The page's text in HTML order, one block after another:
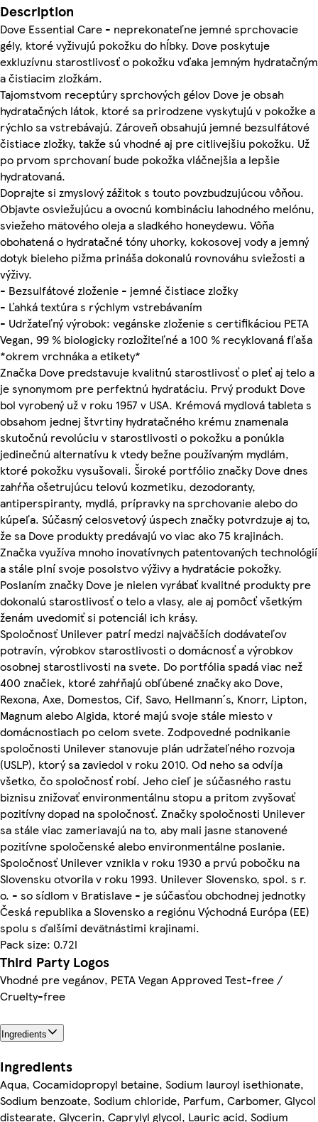
Description
Dove Essential Care - neprekonateľne jemné sprchovacie
gély, ktoré vyživujú pokožku do hĺbky. Dove poskytuje
exkluzívnu starostlivosť o pokožku vďaka jemným hydratačným
a čistiacim zložkám.
Tajomstvom receptúry sprchových gélov Dove je obsah
hydratačných látok, ktoré sa prirodzene vyskytujú v pokožke a
rýchlo sa vstrebávajú. Zároveň obsahujú jemné bezsulfátové
čistiace zložky, takže sú vhodné aj pre citlivejšiu pokožku. Už
po prvom sprchovaní bude pokožka vláčnejšia a lepšie
hydratovaná.
Doprajte si zmyslový zážitok s touto povzbudzujúcou vôňou.
Objavte osviežujúcu a ovocnú kombináciu lahodného melónu,
sviežeho mätového oleja a sladkého honeydewu. Vôňa
obohatená o hydratačné tóny uhorky, kokosovej vody a jemný
dotyk bieleho pižma prináša dokonalú rovnováhu sviežosti a
výživy.
- Bezsulfátové zloženie - jemné čistiace zložky
- Ľahká textúra s rýchlym vstrebávaním
- Udržateľný výrobok: vegánske zloženie s certifikáciou PETA
Vegan, 99 % biologicky rozložiteľné a 100 % recyklovaná fľaša
*okrem vrchnáka a etikety*
Značka Dove predstavuje kvalitnú starostlivosť o pleť aj telo a
je synonymom pre perfektnú hydratáciu. Prvý produkt Dove
bol vyrobený už v roku 1957 v USA. Krémová mydlová tableta s
obsahom jednej štvrtiny hydratačného krému znamenala
skutočnú revolúciu v starostlivosti o pokožku a ponúkla
jedinečnú alternatívu k vtedy bežne používaným mydlám,
ktoré pokožku vysušovali. Široké portfólio značky Dove dnes
zahŕňa ošetrujúcu telovú kozmetiku, dezodoranty,
antiperspiranty, mydlá, prípravky na sprchovanie alebo do
kúpeľa. Súčasný celosvetový úspech značky potvrdzuje aj to,
že sa Dove produkty predávajú vo viac ako 75 krajinách.
Značka využíva mnoho inovatívnych patentovaných technológií
a stále plní svoje posolstvo výživy a hydratácie pokožky.
Poslaním značky Dove je nielen vyrábať kvalitné produkty pre
dokonalú starostlivosť o telo a vlasy, ale aj pomôcť všetkým
ženám uvedomiť si potenciál ich krásy.
Spoločnosť Unilever patrí medzi najväčších dodávateľov
potravín, výrobkov starostlivosti o domácnosť a výrobkov
osobnej starostlivosti na svete. Do portfólia spadá viac než
400 značiek, ktoré zahŕňajú obľúbené značky ako Dove,
Rexona, Axe, Domestos, Cif, Savo, Hellmann´s, Knorr, Lipton,
Magnum alebo Algida, ktoré majú svoje stále miesto v
domácnostiach po celom svete. Zodpovedné podnikanie
spoločnosti Unilever stanovuje plán udržateľného rozvoja
(USLP), ktorý sa zaviedol v roku 2010. Od neho sa odvíja
všetko, čo spoločnosť robí. Jeho cieľ je súčasného rastu
biznisu znižovať environmentálnu stopu a pritom zvyšovať
pozitívny dopad na spoločnosť. Značky spoločnosti Unilever
sa stále viac zameriavajú na to, aby mali jasne stanovené
pozitívne spoločenské alebo environmentálne poslanie.
Spoločnosť Unilever vznikla v roku 1930 a prvú pobočku na
Slovensku otvorila v roku 1993. Unilever Slovensko, spol. s r.
o. - so sídlom v Bratislave - je súčasťou obchodnej jednotky
Česká republika a Slovensko a regiónu Východná Európa (EE)
spolu s ďalšími devätnástimi krajinami.
Pack size: 0.72l
Third Party Logos
Vhodné pre vegánov, PETA Vegan Approved Test-free /
Cruelty-free
Ingredients
Ingredients
Aqua, Cocamidopropyl betaine, Sodium lauroyl isethionate,
Sodium benzoate, Sodium chloride, Parfum, Carbomer, Glycol
distearate, Glycerin, Caprylyl glycol, Lauric acid, Sodium